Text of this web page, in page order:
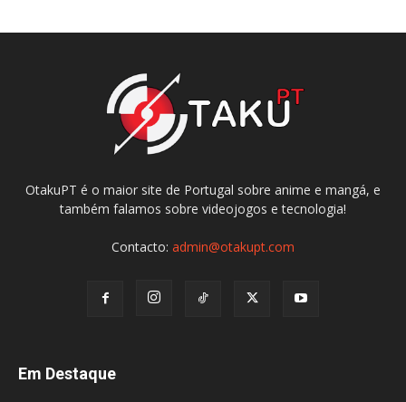
OtakuPT é o maior site de Portugal sobre anime e mangá, e
também falamos sobre videojogos e tecnologia!
Contacto: admin@otakupt.com
Em Destaque